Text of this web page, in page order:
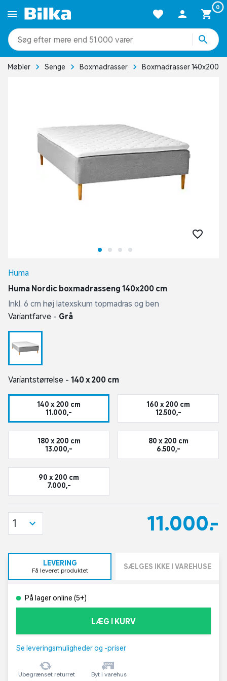
0
mere end 51.000 varer
Møbler Senge Boxmadrasser Boxmadrasser 140x200
Huma
Huma Nordic boxmadrasseng 140x200 cm
Inkl. 6 cm høj latexskum topmadras og ben
Variantfarve - Grå
Variantstørrelse - 140 x 200 cm
140 x 200 cm
11.000,-
160 x 200 cm
12.500,-
180 x 200 cm
13.000,-
80 x 200 cm
6.500,-
90 x 200 cm
7.000,-
11.000,-
1
LEVERING
Få leveret produktet SÆLGES IKKE I VAREHUSE
På lager online (5+)
LÆG I KURV
Se leveringsmuligheder og -priser
Ubegrænset returret Byt i varehus